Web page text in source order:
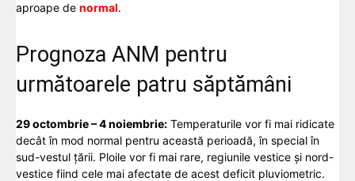
aproape de normal.
Prognoza ANM pentru
următoarele patru săptămâni
29 octombrie – 4 noiembrie: Temperaturile vor fi mai ridicate
decât în mod normal pentru această perioadă, în special în
sud-vestul țării. Ploile vor fi mai rare, regiunile vestice și nord-
vestice fiind cele mai afectate de acest deficit pluviometric.